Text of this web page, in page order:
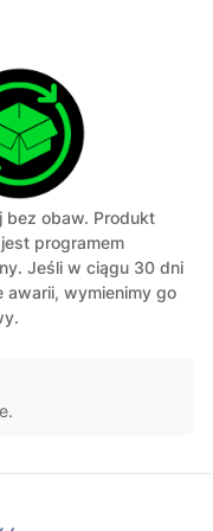
bez obaw. Produkt
programem
Jeśli w ciągu 30 dni
awarii, wymienimy go